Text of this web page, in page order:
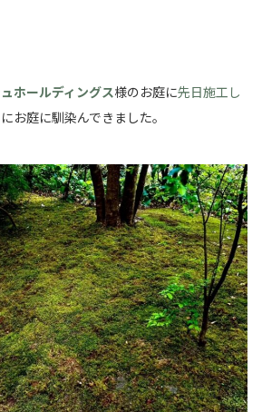
ホールディングス様のお庭に先日施工し
お庭に馴染んできました。